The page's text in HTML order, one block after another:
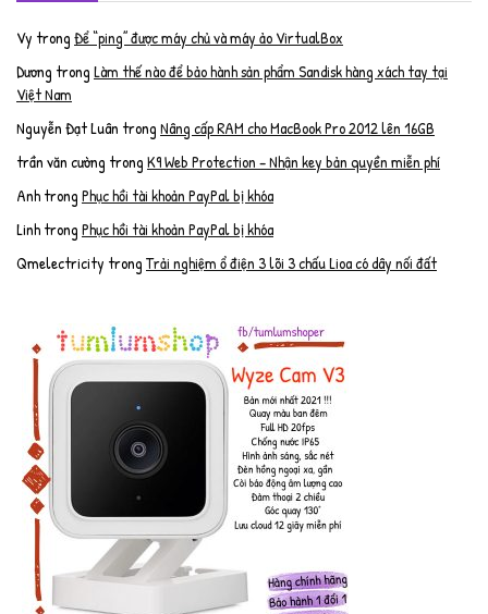
Vy trongĐể “ping” được máy chủ và máy ảo VirtualBox
Dương trongLàm thế nào để bảo hành sản phẩm Sandisk hàng xách tay tại
Việt Nam
Nguyễn Đạt Luân trongNâng cấp RAM cho MacBook Pro 2012 lên 16GB
trần văn cường trongK9 Web Protection – Nhận key bản quyền miễn phí
AnhtrongPhục hồi tài khoản PayPal bị khóa
LinhtrongPhục hồi tài khoản PayPal bị khóa
Qmelectricity trongTrải nghiệm ổ điện 3 lõi 3 chấu Lioa có dây nối đất